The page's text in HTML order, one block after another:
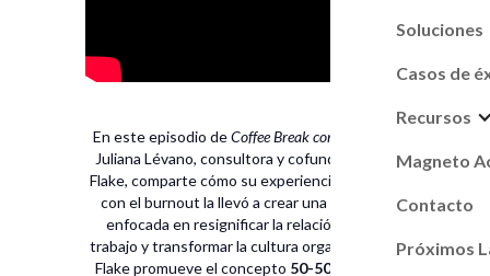
Soluciones
Casos de
Recursos
Magneto
Contacto
Próximos
En este episodio deCoffee Break con Magneto
Juliana Lévano, consultora y cofundadora de
Flake, comparte cómo su experiencia personal
con el burnout la llevó a crear una empresa
enfocada en resignificar la relación con el
trabajo y transformar la cultura organizacional.
Flake promueve el concepto 50-50